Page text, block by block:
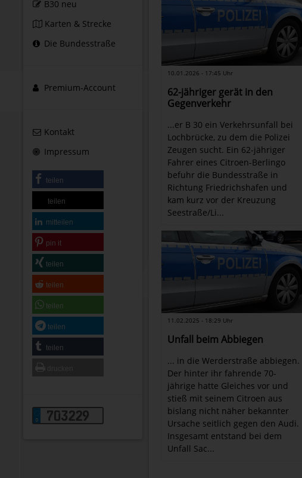
B30 neu
Karten & Strecke
Die Bundesstraße
Premium-Account
Kontakt
Impressum
teilen
teilen
mitteilen
pin it
teilen
teilen
teilen
teilen
teilen
703229
10.01.2026 - 17:45 Uhr
62-jähriger gerät in den
Gegenverkehr
...er B 30 ein Verkehrsunfall bei
Lochbrücke, zu dem die Polizei
Zeugen sucht. Ein 62-jähriger
Fahrer eines Citroen-Berlingo
befuhr die Bundesstraße in
Richtung Friedrichshafen und
kam kurz vor der Kreuzung
Seestraße/Li...
11.02.2025 - 18:29 Uhr
Unfall beim Abbiegen
... in die Werderstraße abbiegen.
Der hinter ihr fahrende 70-
jährige hatte Gleiches vor und
stieß mit seinem Citroen aus
bislang nicht näher bekannter
Ursache seitlich gegen den Audi.
Insgesamt entstand bei dem
Unfall Sac...